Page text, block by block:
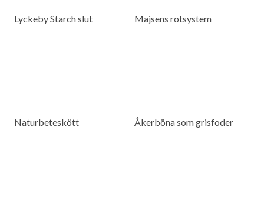
Lyckeby Starch slut Majsens rotsystem
Naturbeteskött Åkerböna som grisfoder